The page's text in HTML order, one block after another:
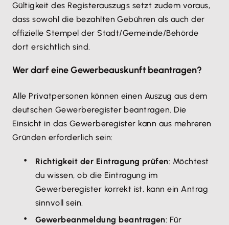
Gültigkeit des Registerauszugs setzt zudem voraus,
dass sowohl die bezahlten Gebühren als auch der
offizielle Stempel der Stadt/Gemeinde/Behörde
dort ersichtlich sind.
Wer darf eine Gewerbeauskunft beantragen?
Alle Privatpersonen können einen Auszug aus dem
deutschen Gewerberegister beantragen. Die
Einsicht in das Gewerberegister kann aus mehreren
Gründen erforderlich sein:
Richtigkeit der Eintragung prüfen: Möchtest
du wissen, ob die Eintragung im
Gewerberegister korrekt ist, kann ein Antrag
sinnvoll sein.
Gewerbeanmeldung beantragen: Für